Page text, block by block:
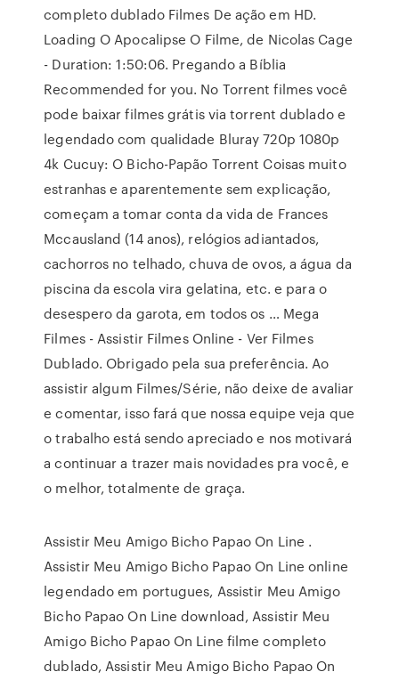
completo dublado Filmes De ação em HD.
Loading O Apocalipse O Filme, de Nicolas Cage
- Duration: 1:50:06. Pregando a Bíblia
Recommended for you. No Torrent filmes você
pode baixar filmes grátis via torrent dublado e
legendado com qualidade Bluray 720p 1080p
4k Cucuy: O Bicho-Papão Torrent Coisas muito
estranhas e aparentemente sem explicação,
começam a tomar conta da vida de Frances
Mccausland (14 anos), relógios adiantados,
cachorros no telhado, chuva de ovos, a água da
piscina da escola vira gelatina, etc. e para o
desespero da garota, em todos os … Mega
Filmes - Assistir Filmes Online - Ver Filmes
Dublado. Obrigado pela sua preferência. Ao
assistir algum Filmes/Série, não deixe de avaliar
e comentar, isso fará que nossa equipe veja que
o trabalho está sendo apreciado e nos motivará
a continuar a trazer mais novidades pra você, e
o melhor, totalmente de graça.
Assistir Meu Amigo Bicho Papao On Line .
Assistir Meu Amigo Bicho Papao On Line online
legendado em portugues, Assistir Meu Amigo
Bicho Papao On Line download, Assistir Meu
Amigo Bicho Papao On Line filme completo
dublado, Assistir Meu Amigo Bicho Papao On